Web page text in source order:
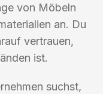
von Möbeln
an. Du
vertrauen,
ist.
suchst,